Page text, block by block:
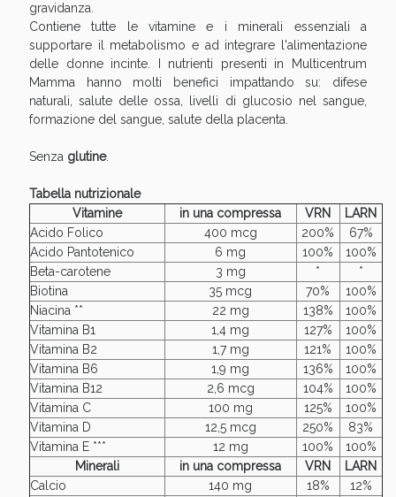
gravidanza.
Contiene tutte le vitamine e i minerali essenziali a
supportare il metabolismo e ad integrare l'alimentazione
delle donne incinte. I nutrienti presenti in Multicentrum
Mamma hanno molti benefici impattando su: difese
naturali, salute delle ossa, livelli di glucosio nel sangue,
formazione del sangue, salute della placenta.
Senza glutine.
Tabella nutrizionale
Vitamine
in una compressa VRN
LARN
Acido Folico
400 mcg 200%
67%
Acido Pantotenico
6 mg 100%
100%
Beta-carotene
3 mg *
*
Biotina
35 mcg 70%
100%
Niacina **
22 mg 138%
100%
Vitamina B1
1,4 mg 127%
100%
Vitamina B2
1,7 mg 121%
100%
Vitamina B6
1,9 mg 136%
100%
Vitamina B12
2,6 mcg 104%
100%
Vitamina C
100 mg 125%
100%
Vitamina D
12,5 mcg 250%
83%
Vitamina E ***
12 mg 100%
100%
Minerali
in una compressa VRN
LARN
Calcio
140 mg 18%
12%
Vie Urinarie e Prostata: Sconti fino al 45% oggi!